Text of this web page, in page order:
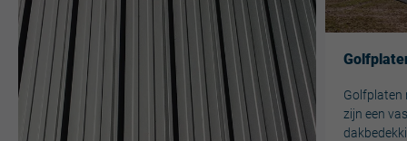
Golfplaten
zijn een